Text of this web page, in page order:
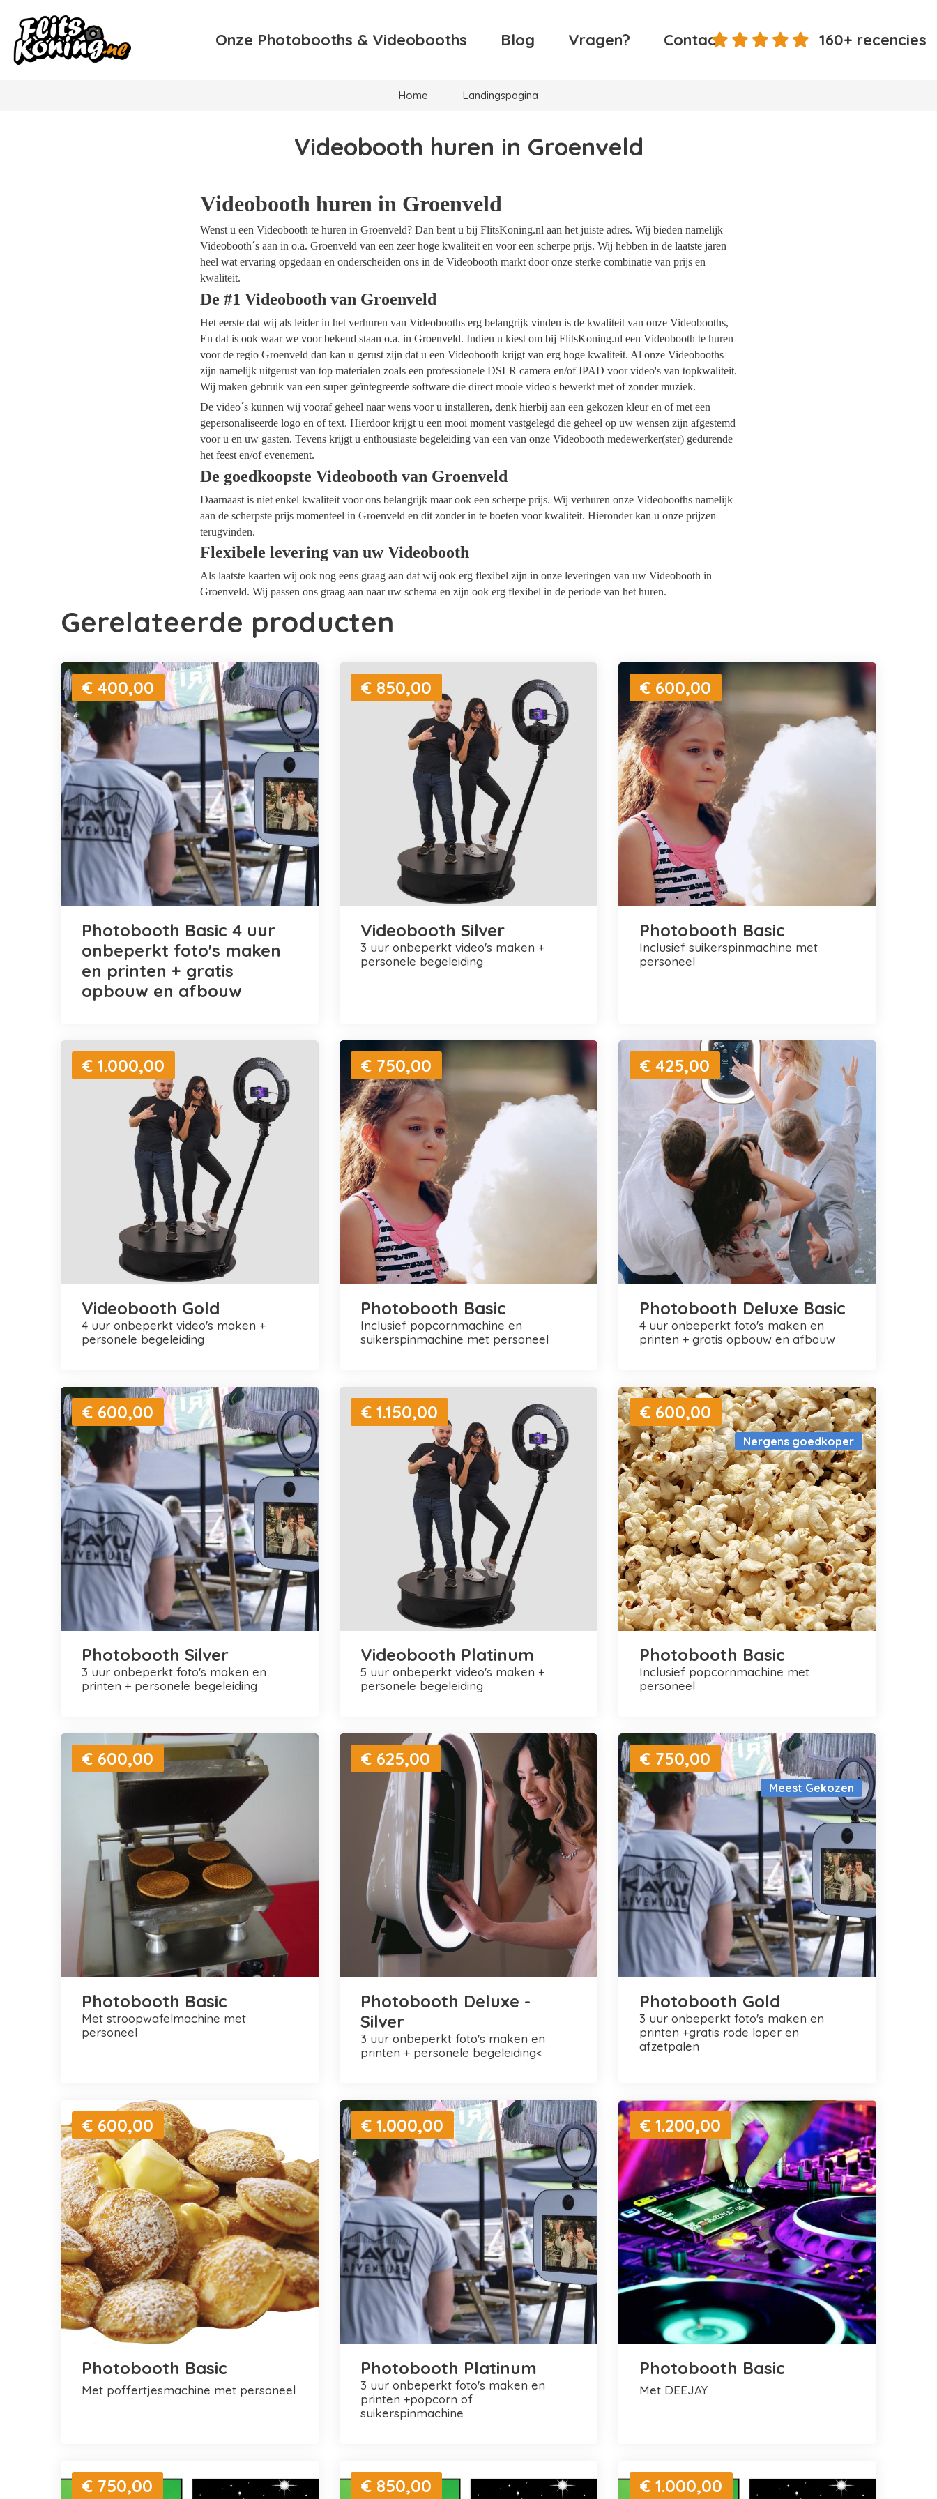
Onze Photobooths & Videobooths Blog Vragen? Contact 160+ recencies
Home Landingspagina
Videobooth huren in Groenveld
Videobooth huren in Groenveld
Wenst u een Videobooth te huren in Groenveld? Dan bent u bij FlitsKoning.nl aan het juiste adres. Wij bieden namelijk
Videobooth´s aan in o.a. Groenveld van een zeer hoge kwaliteit en voor een scherpe prijs. Wij hebben in de laatste jaren
heel wat ervaring opgedaan en onderscheiden ons in de Videobooth markt door onze sterke combinatie van prijs en
kwaliteit.
De #1 Videobooth van Groenveld
Het eerste dat wij als leider in het verhuren van Videobooths erg belangrijk vinden is de kwaliteit van onze Videobooths,
En dat is ook waar we voor bekend staan o.a. in Groenveld. Indien u kiest om bij FlitsKoning.nl een Videobooth te huren
voor de regio Groenveld dan kan u gerust zijn dat u een Videobooth krijgt van erg hoge kwaliteit. Al onze Videobooths
zijn namelijk uitgerust van top materialen zoals een professionele DSLR camera en/of IPAD voor video's van topkwaliteit.
Wij maken gebruik van een super geïntegreerde software die direct mooie video's bewerkt met of zonder muziek.
De video´s kunnen wij vooraf geheel naar wens voor u installeren, denk hierbij aan een gekozen kleur en of met een
gepersonaliseerde logo en of text. Hierdoor krijgt u een mooi moment vastgelegd die geheel op uw wensen zijn afgestemd
voor u en uw gasten. Tevens krijgt u enthousiaste begeleiding van een van onze Videobooth medewerker(ster) gedurende
het feest en/of evenement.
De goedkoopste Videobooth van Groenveld
Daarnaast is niet enkel kwaliteit voor ons belangrijk maar ook een scherpe prijs. Wij verhuren onze Videobooths namelijk
aan de scherpste prijs momenteel in Groenveld en dit zonder in te boeten voor kwaliteit. Hieronder kan u onze prijzen
terugvinden.
Flexibele levering van uw Videobooth
Als laatste kaarten wij ook nog eens graag aan dat wij ook erg flexibel zijn in onze leveringen van uw Videobooth in
Groenveld. Wij passen ons graag aan naar uw schema en zijn ook erg flexibel in de periode van het huren.
Gerelateerde producten
€ 400,00
Photobooth Basic 4 uur
onbeperkt foto's maken
en printen + gratis
opbouw en afbouw
€ 850,00
Videobooth Silver
3 uur onbeperkt video's maken +
personele begeleiding
€ 600,00
Photobooth Basic
inclusief suikerspinmachine met
personeel
€ 1.000,00
Videobooth Gold
4 uur onbeperkt video's maken +
personele begeleiding
€ 750,00
Photobooth Basic
inclusief popcornmachine en
suikerspinmachine met personeel
€ 425,00
Photobooth Deluxe Basic
4 uur onbeperkt foto's maken en
printen + gratis opbouw en afbouw
€ 600,00
Photobooth Silver
3 uur onbeperkt foto's maken en
printen + personele begeleiding
€ 1.150,00
Videobooth Platinum
5 uur onbeperkt video's maken +
personele begeleiding
Nergens goedkoper
€ 600,00
Photobooth Basic
inclusief popcornmachine met
personeel
€ 600,00
Photobooth Basic
met stroopwafelmachine met
personeel
€ 625,00
Photobooth Deluxe -
Silver
3 uur onbeperkt foto's maken en
printen + personele begeleiding<
Meest Gekozen
€ 750,00
Photobooth Gold
3 uur onbeperkt foto's maken en
printen +gratis rode loper en
afzetpalen
€ 600,00
Photobooth Basic
met poffertjesmachine met personeel
€ 1.000,00
Photobooth Platinum
3 uur onbeperkt foto's maken en
printen +popcorn of
suikerspinmachine
€ 1.200,00
Photobooth Basic
met DEEJAY
€ 750,00 € 850,00 € 1.000,00